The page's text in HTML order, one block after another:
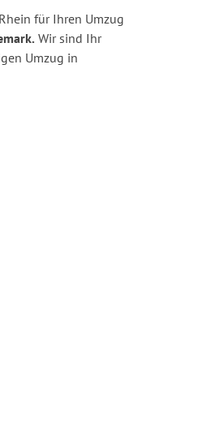
für Ihren Umzug
Wir sind Ihr
Umzug in